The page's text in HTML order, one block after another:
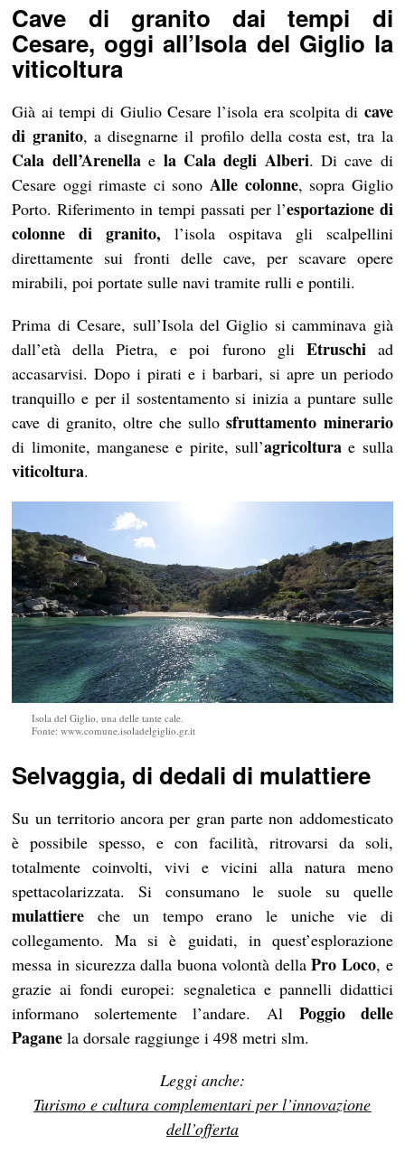
Cave di granito dai tempi di
Cesare, oggi all’Isola del Giglio la
viticoltura
Già ai tempi di Giulio Cesare l’isola era scolpita di cave
di granito, a disegnarne il profilo della costa est, tra la
Cala dell’Arenellae la Cala degli Alberi. Di cave di
Cesare oggi rimaste ci sonoAlle colonne, sopra Giglio
Porto. Riferimento in tempi passati per l’esportazione di
colonne di granito, l’isola ospitava gli scalpellini
direttamente sui fronti delle cave, per scavare opere
mirabili, poi portate sulle navi tramite rulli e pontili.
Prima di Cesare, sull’Isola del Giglio si camminava già
dall’età della Pietra, e poi furono gli Etruschiad
accasarvisi. Dopo i pirati e i barbari, si apre un periodo
tranquillo e per il sostentamento si inizia a puntare sulle
cave di granito, oltre che sullosfruttamento minerario
di limonite, manganese e pirite, sull’agricolturae sulla
viticoltura.
Isola del Giglio, una delle tante cale.
Fonte: www.comune.isoladelgiglio.gr.it
Selvaggia, di dedali di mulattiere
Su un territorio ancora per gran parte non addomesticato
è possibile spesso, e con facilità, ritrovarsi da soli,
totalmente coinvolti, vivi e vicini alla natura meno
spettacolarizzata. Si consumano le suole su quelle
mulattiere che un tempo erano le uniche vie di
collegamento. Ma si è guidati, in quest’esplorazione
messa in sicurezza dalla buona volontà dellaPro Loco, e
grazie ai fondi europei: segnaletica e pannelli didattici
informano solertemente l’andare. Al Poggio delle
Pagane la dorsale raggiunge i 498 metri slm.
Leggi anche:
Turismo e cultura complementari per l’innovazione
dell’offerta